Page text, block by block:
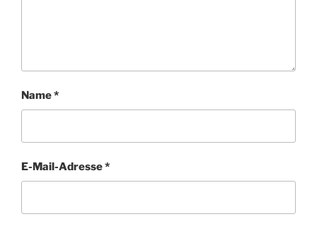
Name*
E-Mail-Adresse*